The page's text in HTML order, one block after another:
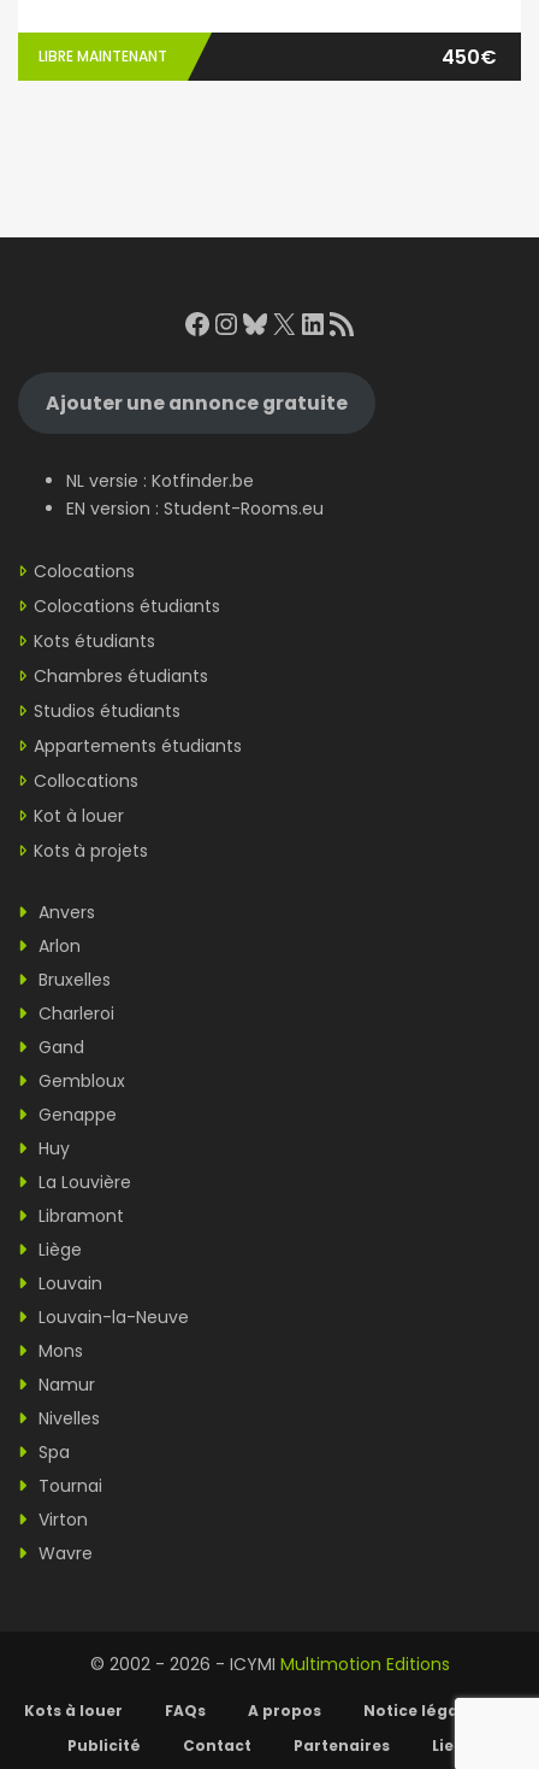
LIBRE MAINTENANT 450€
Facebook
Instagram
Bluesky
X LinkedIn
RSS Feed
Ajouter une annonce gratuite
NL versie : Kotfinder.be
EN version : Student-Rooms.eu
Colocations
Colocations étudiants
Kots étudiants
Chambres étudiants
Studios étudiants
Appartements étudiants
Collocations
Kot à louer
Kots à projets
Anvers
Arlon
Bruxelles
Charleroi
Gand
Gembloux
Genappe
Huy
La Louvière
Libramont
Liège
Louvain
Louvain-la-Neuve
Mons
Namur
Nivelles
Spa
Tournai
Virton
Wavre
© 2002 - 2026 - ICYMI Multimotion Editions
Kots à louer FAQs A propos
Notice légale
Publicité
Contact Partenaires Liens